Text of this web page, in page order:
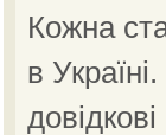
Кожна
в